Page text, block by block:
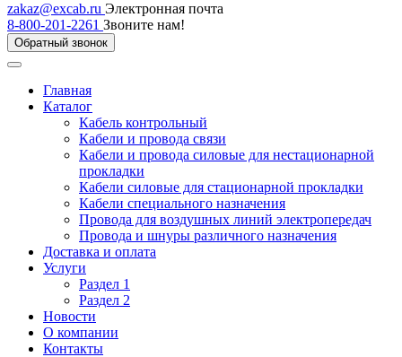
zakaz@excab.ru Электронная почта
8-800-201-2261 Звоните нам!
Обратный звонок
Главная
Каталог
Кабель контрольный
Кабели и провода связи
Кабели и провода силовые для нестационарной
прокладки
Кабели силовые для стационарной прокладки
Кабели специального назначения
Провода для воздушных линий электропередач
Провода и шнуры различного назначения
Доставка и оплата
Услуги
Раздел 1
Раздел 2
Новости
О компании
Контакты